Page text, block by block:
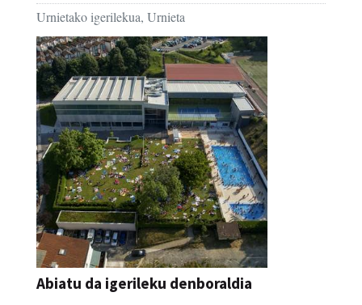
Urnietako igerilekua, Urnieta
Abiatu da igerileku denboraldia